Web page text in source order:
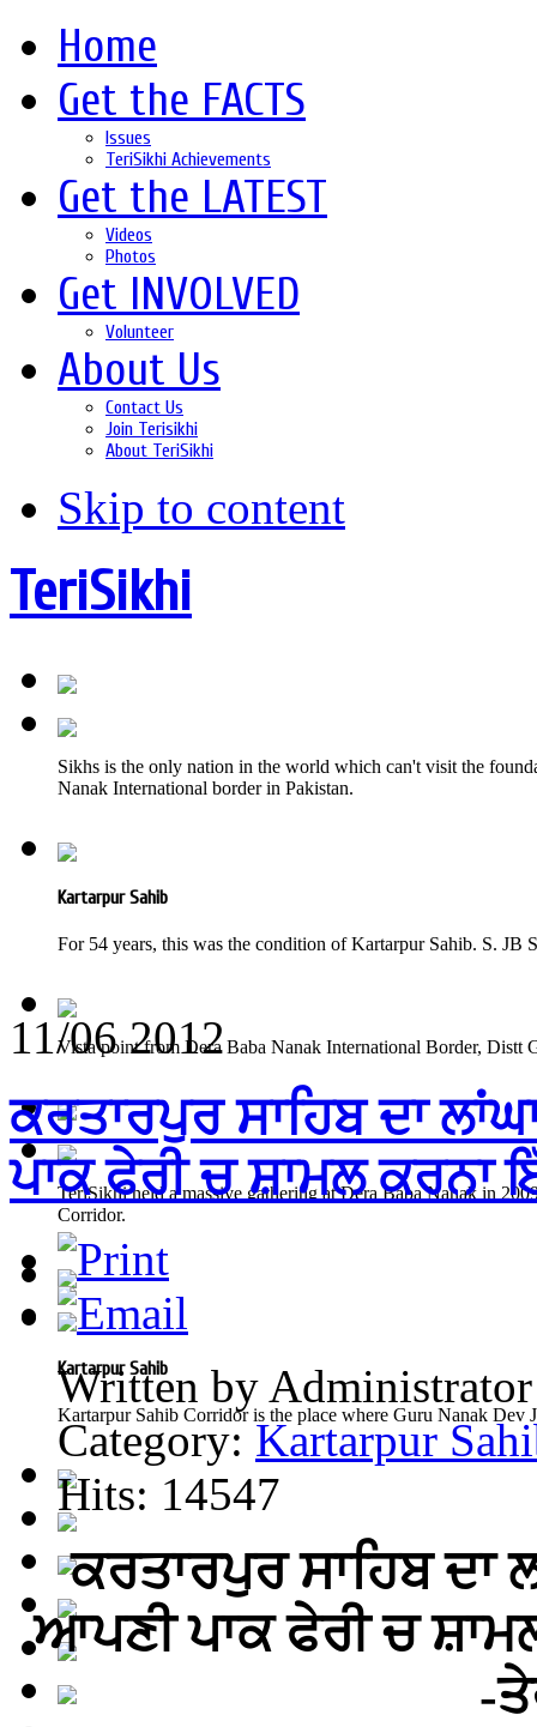
Home
Get the FACTS
Issues
TeriSikhi Achievements
Get the LATEST
Videos
Photos
Get INVOLVED
Volunteer
About Us
Contact Us
Join Terisikhi
About TeriSikhi
Skip to content
TeriSikhi
Sikhs is the only nation in the world which can't visit the
Nanak International border in Pakistan.
Kartarpur Sahib
For 54 years, this was the condition of Kartarpur Sahib. S. JB
Vista point from Dera Baba Nanak International Border, Distt
TeriSikhi held a massive gathering at Dera Baba Nanak in
Corridor.
Kartarpur Sahib
Kartarpur Sahib Corridor is the place where Guru Nanak
11/06 2012
ਕਰਤਾਰਪੁਰ ਸਾਹਿਬ ਦਾ
ਪਾਕ ਫੇਰੀ ਚ ਸ਼ਾਮਲ ਕਰਨਾ
Written by Administrator
Category: Kartarpur
Hits: 14547
ਕਰਤਾਰਪੁਰ ਸਾਹਿਬ ਦਾ
ਆਪਣੀ ਪਾਕ ਫੇਰੀ ਚ
-